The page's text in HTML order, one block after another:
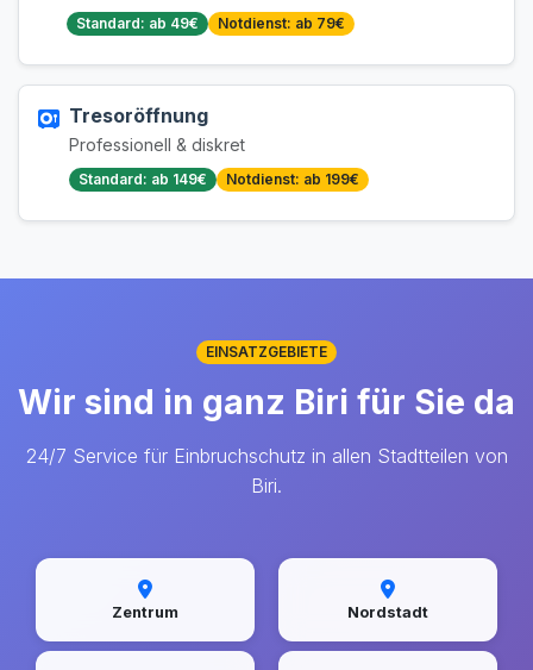
Standard: ab 49€ Notdienst: ab 79€
Tresoröffnung
Professionell & diskret
Standard: ab 149€ Notdienst: ab 199€
EINSATZGEBIETE
Wir sind in ganz Biri für Sie da
24/7 Service für Einbruchschutz in allen Stadtteilen von
Biri.
Zentrum Nordstadt